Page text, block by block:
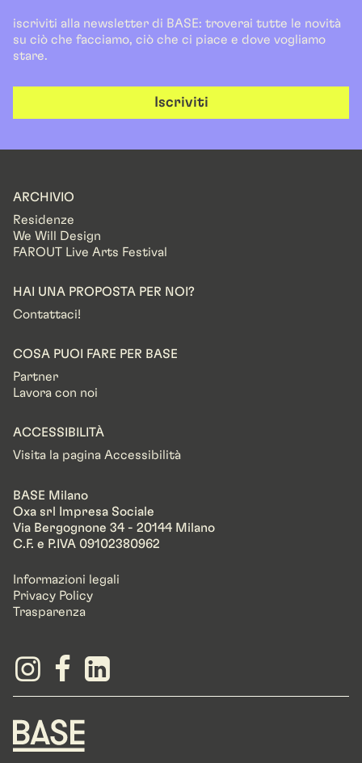
iscriviti alla newsletter di BASE: troverai tutte le novità
su ciò che facciamo, ciò che ci piace e dove vogliamo
stare.
Iscriviti
ARCHIVIO
Residenze
We Will Design
FAROUT Live Arts Festival
HAI UNA PROPOSTA PER NOI?
Contattaci!
COSA PUOI FARE PER BASE
Partner
Lavora con noi
ACCESSIBILITÀ
Visita la pagina Accessibilità
BASE Milano
Oxa srl Impresa Sociale
Via Bergognone 34 - 20144 Milano
C.F. e P.IVA 09102380962
Informazioni legali
Privacy Policy
Trasparenza